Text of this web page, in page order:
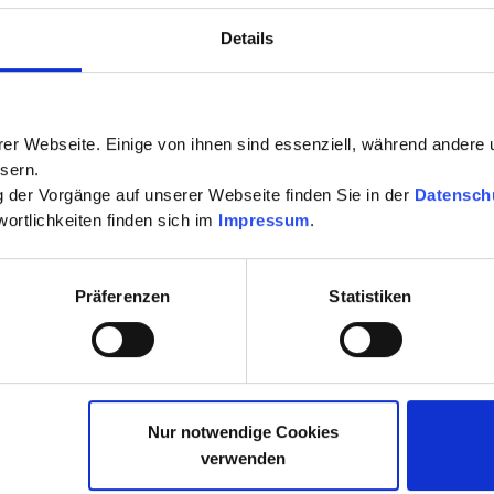
Details
Webseite. Einige von ihnen sind essenziell, während andere
Vorgänge auf unserer Webseite finden Sie in der
finden sich im Impressum.
Präferenzen Statistiken
Nur notwendige Cookies
verwenden
spiegelt er die Art wieder, wie ein Patient behandelt wird.
verbunden. Sie als Patient stehen immer im Mittelpunkt
gesamte Team. Schöne, gesunde und feste Zähne sind das
dabei genauso wichtig wie Qualität auf höchstem Niveau.